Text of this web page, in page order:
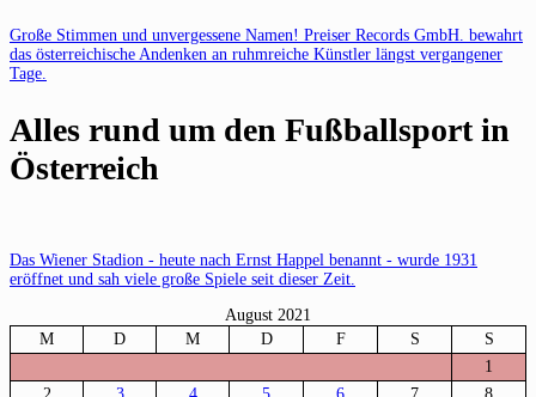
Große Stimmen und unvergessene Namen! Preiser Records GmbH. bewahrt
das österreichische Andenken an ruhmreiche Künstler längst vergangener
Tage.
Alles rund um den Fußballsport in
Österreich
Das Wiener Stadion - heute nach Ernst Happel benannt - wurde 1931
eröffnet und sah viele große Spiele seit dieser Zeit.
August 2021
M
D M D F S
S
1